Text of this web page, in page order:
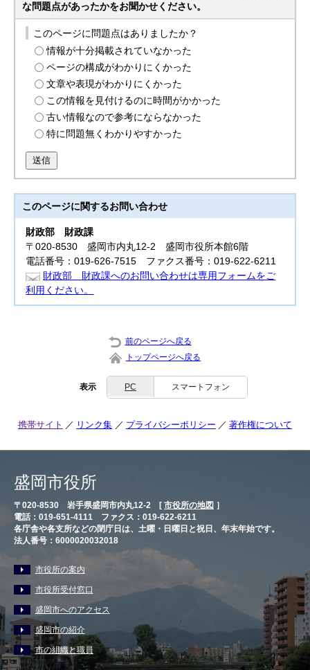
な問題点があったかをお聞かせください。
このページに問題点はありましたか？
情報が十分掲載されていなかった
ページの構成がわかりにくかった
文章や表現がわかりにくかった
この情報を見付けるのに時間がかかった
古い情報なので参考にならなかった
特に問題無くわかりやすかった
送信
このページに関するお問い合わせ
財政部 財政課
〒020-8530 盛岡市内丸12-2 盛岡市役所本館6階
電話番号：019-626-7515 ファクス番号：019-622-6211
財政部 財政課へのお問い合わせは専用フォームをご
利用ください。
前のページへ戻る
トップページへ戻る
表示 PC スマートフォン
携帯サイト リンク集 プライバシーポリシー 著作権について
盛岡市役所
〒020-8530 岩手県盛岡市内丸12-2 [ 市役所の地図 ］
電話：019-651-4111 ファクス：019-622-6211
各庁舎や各支所などの閉庁日は、土曜・日曜日と祝日、年末年始です。
法人番号：6000020032018
市役所の案内
市役所受付窓口
盛岡市へのアクセス
盛岡市の紹介
市の組織と職員